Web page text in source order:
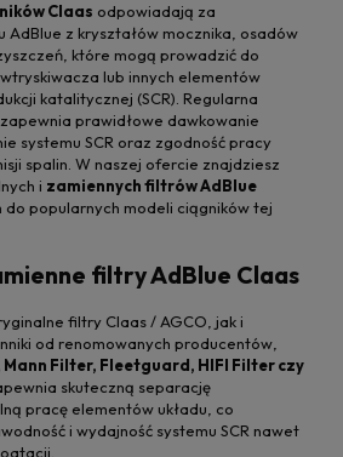
Claas odpowiadają za
z kryształów mocznika, osadów
które mogą prowadzić do
lub innych elementów
katalitycznej (SCR). Regularna
prawidłowe dawkowanie
systemu SCR oraz zgodność pracy
spalin. W naszej ofercie znajdziesz
i zamiennych filtrów AdBlue
do popularnych modeli ciągników tej
filtry AdBlue Claas
filtry Claas / AGCO, jak i
od renomowanych producentów,
Filter, Fleetguard, HIFI Filter czy
skuteczną separację
pracę elementów układu, co
i wydajność systemu SCR nawet